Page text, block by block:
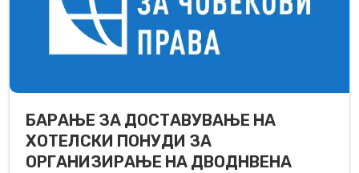
БАРАЊЕ ЗА ДОСТАВУВАЊЕ НA
ХОТЕЛСКИ ПОНУДИ ЗА
ОРГАНИЗИРАЊЕ НА ДВОДНВЕНА